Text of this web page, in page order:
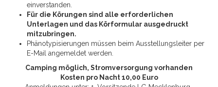
einverstanden.
Für die Körungen sind alle erforderlichen
Unterlagen und das Körformular ausgedruckt
mitzubringen.
Phänotypisierungen müssen beim Ausstellungsleiter per
E-Mail angemeldet werden.
Camping möglich, Stromversorgung vorhanden
Kosten pro Nacht 10,00 Euro